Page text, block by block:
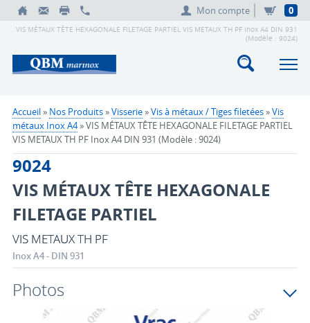
Mon compte 0
VIS MÉTAUX TÊTE HEXAGONALE FILETAGE PARTIEL VIS METAUX TH PF Inox A4 DIN 931
(Modèle : 9024)
Accueil» Nos Produits»Visserie»Vis à métaux / Tiges filetées»Vis
métaux Inox A4» VIS MÉTAUX TÊTE HEXAGONALE FILETAGE PARTIEL
VIS METAUX TH PF Inox A4 DIN 931 (Modèle : 9024)
9024
VIS MÉTAUX TÊTE HEXAGONALE
FILETAGE PARTIEL
VIS METAUX TH PF
Inox A4 - DIN 931
Photos